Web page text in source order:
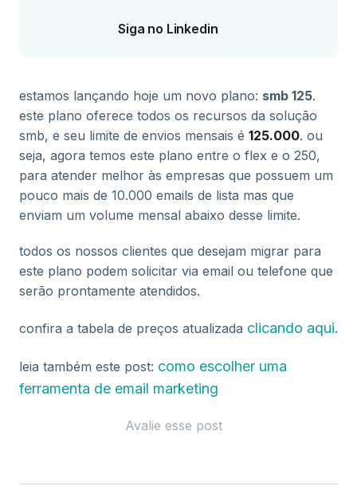
Siga no Linkedin
estamos lançando hoje um novo plano: smb 125.
este plano oferece todos os recursos da solução
smb, e seu limite de envios mensais é 125.000. ou
seja, agora temos este plano entre o flex e o 250,
para atender melhor às empresas que possuem um
pouco mais de 10.000 emails de lista mas que
enviam um volume mensal abaixo desse limite.
todos os nossos clientes que desejam migrar para
este plano podem solicitar via email ou telefone que
serão prontamente atendidos.
confira a tabela de preços atualizada clicando aqui.
leia também este post: como escolher uma
ferramenta de email marketing
Avalie esse post